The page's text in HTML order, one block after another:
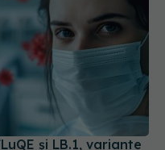
și LB.1, variante
modificări în
de la vaccin